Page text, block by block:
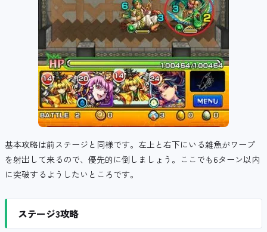
基本攻略は前ステージと同様です。左上と右下にいる雑魚がワープ
を射出して来るので、優先的に倒しましょう。ここでも6ターン以内
に突破するようしたいところです。
ステージ3攻略